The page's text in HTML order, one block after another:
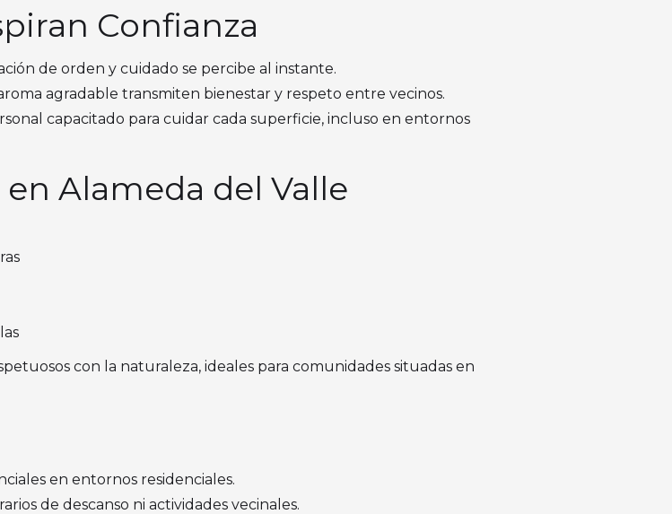
Confianza
de orden y cuidado se percibe al instante.
agradable transmiten bienestar y respeto entre vecinos.
capacitado para cuidar cada superficie, incluso en entornos
Alameda del Valle
con la naturaleza, ideales para comunidades situadas en
en entornos residenciales.
de descanso ni actividades vecinales.